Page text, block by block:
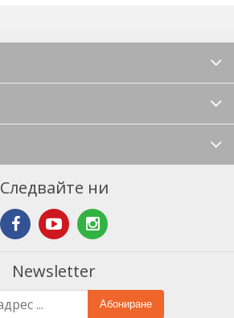
Следвайте ни
Newsletter
Абониране